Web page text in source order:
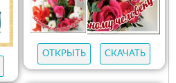
ОТКРЫТЬ СКАЧАТЬ